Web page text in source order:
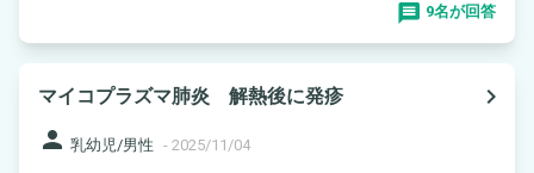
9名が回答
マイコプラズマ肺炎 解熱後に発疹
navigate_next
person 乳幼児/男性 - 2025/11/04